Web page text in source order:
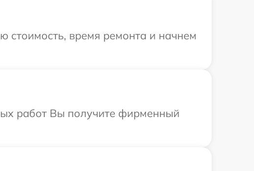
стоимость, время ремонта и начнем
работ Вы получите фирменный